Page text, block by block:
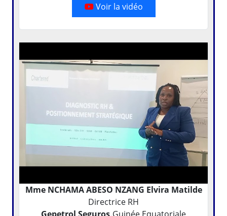
Voir la vidéo
Mme NCHAMA ABESO NZANG Elvira Matilde
Directrice RH